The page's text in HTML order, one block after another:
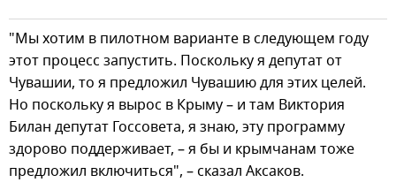
"Мы хотим в пилотном варианте в следующем году
этот процесс запустить. Поскольку я депутат от
Чувашии, то я предложил Чувашию для этих целей.
Но поскольку я вырос в Крыму – и там Виктория
Билан депутат Госсовета, я знаю, эту программу
здорово поддерживает, – я бы и крымчанам тоже
предложил включиться", – сказал Аксаков.